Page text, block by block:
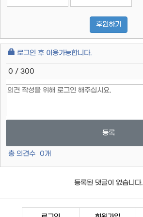
후원하기
로그인 후 이용가능합니다.
0 / 300
등록
총 의견수 0개
등록된 댓글이 없습니다.